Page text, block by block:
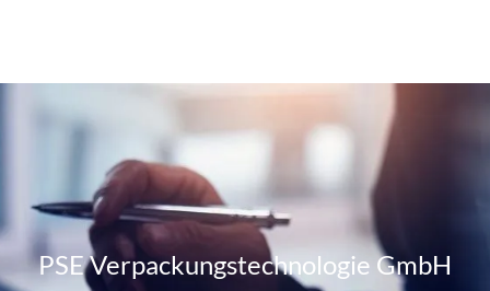
PSE Verpackungstechnologie GmbH